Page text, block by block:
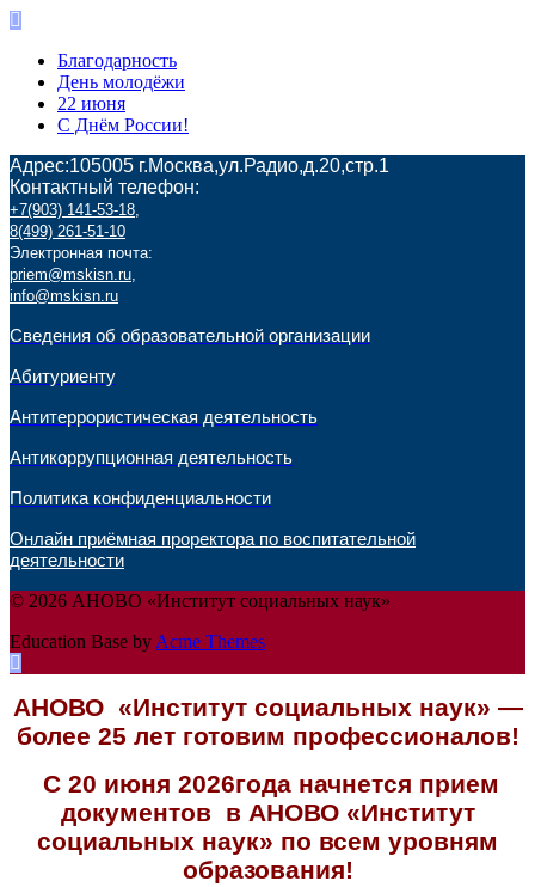
Благодарность
День молодёжи
22 июня
С Днём России!
Адрес:105005 г.Москва,ул.Радио,д.20,стр.1
Контактный телефон:
+7(903) 141-53-18
8(499) 261-51-10
Электронная почта:
priem@mskisn.ru
info@mskisn.ru
Сведения об образовательной организации
Абитуриенту
Антитеррористическая деятельность
Антикоррупционная деятельность
Политика конфиденциальности
Онлайн приёмная проректора по воспитательной
деятельности
© 2026 АНОВО «Институт социальных наук»
Education Base by Acme Themes
АНОВО «Институт социальных наук» —
более 25 лет готовим профессионалов!
С 20 июня 2026года начнется прием
документов в АНОВО «Институт
социальных наук» по всем уровням
образования!